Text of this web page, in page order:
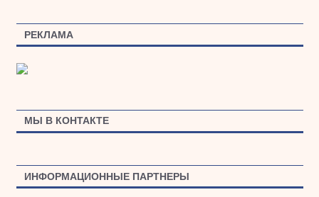
РЕКЛАМА
МЫ В КОНТАКТЕ
ИНФОРМАЦИОННЫЕ ПАРТНЕРЫ